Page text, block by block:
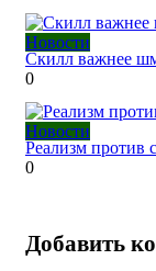
Новости
Скилл важнее
0
Новости
Реализм
0
Добавить